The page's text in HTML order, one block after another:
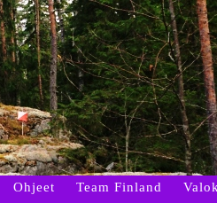
Ohjeet Team Finland